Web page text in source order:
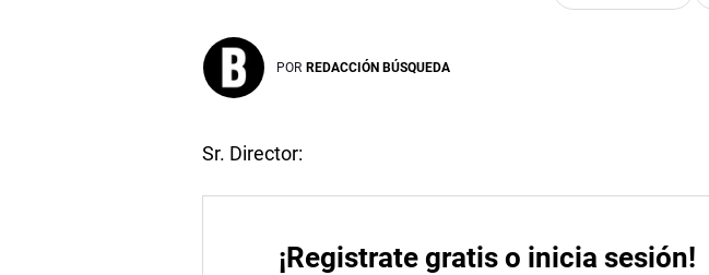
POR REDACCIÓN BÚSQUEDA
Sr. Director:
¡Registrate gratis o inicia sesión!